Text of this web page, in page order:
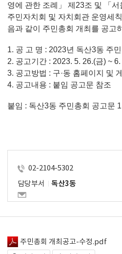
영에 관한 조례」 제23조 및 「
주민자치회 및 자치회관 운영세
음과 같이 주민총회 개최를 공고
1. 공 고 명 : 2023년 독산3동 주
2. 공고기간 : 2023. 5. 26.(금) ~
3. 공고방법 : 구·동 홈페이지 및
4. 공고내용 : 붙임 공고문 참조
붙임 : 독산3동 주민총회 공고문
02-2104-5302
담당부서
독산3동
주민총회 개최공고-수정.pdf